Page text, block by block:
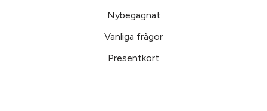
Nybegagnat
Vanliga frågor
Presentkort